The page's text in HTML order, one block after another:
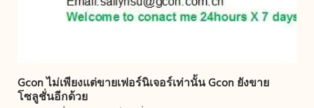
Gcon ไม่เพียงแต่ขายเฟอร์นิเจอร์เท่านั้น Gcon ยังขาย
โซลูชั่นอีกด้วย